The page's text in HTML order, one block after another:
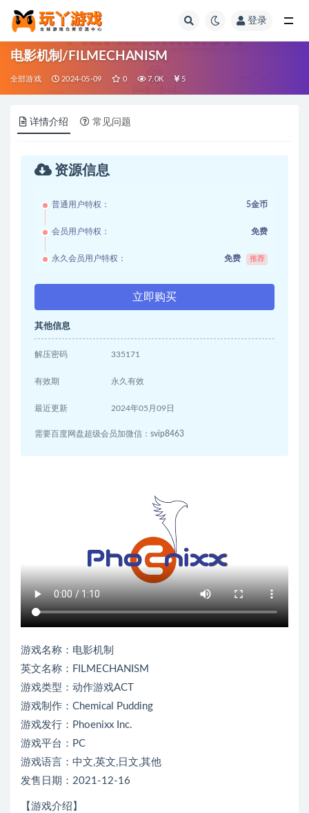
登录
电影机制/FILMECHANISM
全部游戏 2024-05-09 0 7.0K 5
详情介绍 常见问题
资源信息
普通用户特权： 5金币
会员用户特权： 免费
永久会员用户特权： 免费 推荐
立即购买
其他信息
解压密码 335171
有效期 永久有效
最近更新 2024年05月09日
需要百度网盘超级会员加微信：svip8463
游戏名称：电影机制
英文名称：FILMECHANISM
游戏类型：动作游戏ACT
游戏制作：Chemical Pudding
游戏发行：Phoenixx Inc.
游戏平台：PC
游戏语言：中文,英文,日文,其他
发售日期：2021-12-16
【游戏介绍】